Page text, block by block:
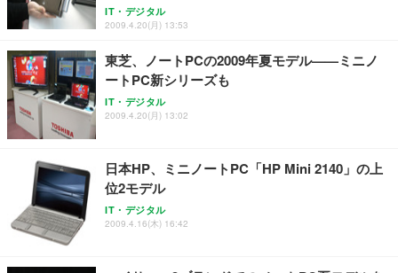
IT・デジタル
2009.4.20(月) 13:53
東芝、ノートPCの2009年夏モデル——ミニノ
ートPC新シリーズも
IT・デジタル
2009.4.20(月) 13:02
日本HP、ミニノートPC「HP Mini 2140」の上
位2モデル
IT・デジタル
2009.4.16(木) 16:42